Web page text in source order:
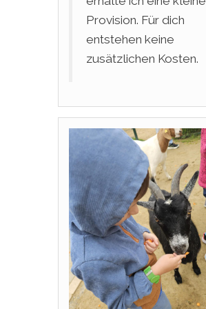
Provision. Für dich
entstehen keine
zusätzlichen Kosten.